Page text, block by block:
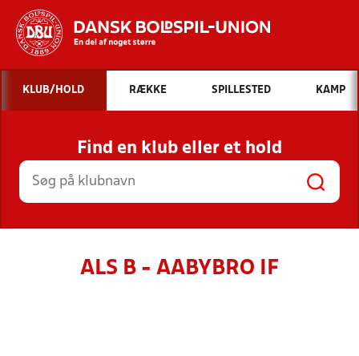
Hvad vil du søge efter?
INDHOLD OG NYHEDER
STILLINGER, RESULTATER, KLUBBER OG
HOLD
KLUB/HOLD RÆKKE SPILLESTED KAMP
Find en klub eller et hold
ALS B - AABYBRO IF